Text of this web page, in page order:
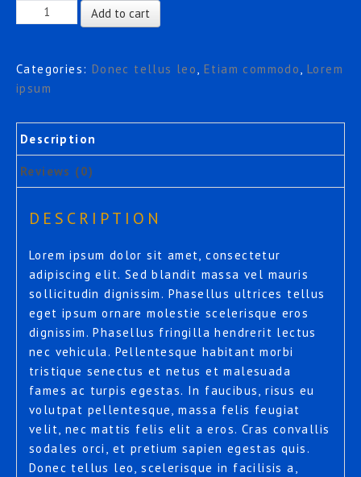
Product
7
Add to cart
Categories: Donec tellus leo,Etiam commodo,Lorem
ipsum
Description
Reviews (0)
DESCRIPTION
Lorem ipsum dolor sit amet, consectetur
adipiscing elit. Sed blandit massa vel mauris
sollicitudin dignissim. Phasellus ultrices tellus
eget ipsum ornare molestie scelerisque eros
dignissim. Phasellus fringilla hendrerit lectus
nec vehicula. Pellentesque habitant morbi
tristique senectus et netus et malesuada
fames ac turpis egestas. In faucibus, risus eu
volutpat pellentesque, massa felis feugiat
velit, nec mattis felis elit a eros. Cras convallis
sodales orci, et pretium sapien egestas quis.
Donec tellus leo, scelerisque in facilisis a,